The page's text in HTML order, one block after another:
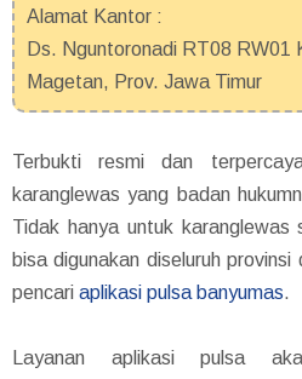
Alamat Kantor :
Ds. Nguntoronadi RT08 RW01
Magetan, Prov. Jawa Timur
Terbukti resmi dan
karanglewas yang badan
Tidak hanya untuk karanglewas
bisa digunakan diseluruh
pencari aplikasi pulsa banyumas.
Layanan aplikasi pulsa